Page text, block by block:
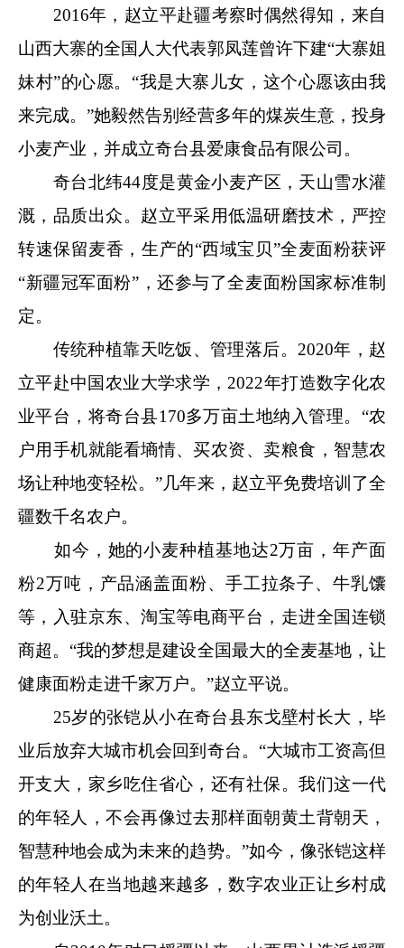
2016年，赵立平赴疆考察时偶然得知，来自
山西大寨的全国人大代表郭凤莲曾许下建“大寨姐
妹村”的心愿。“我是大寨儿女，这个心愿该由我
来完成。”她毅然告别经营多年的煤炭生意，投身
小麦产业，并成立奇台县爱康食品有限公司。
奇台北纬44度是黄金小麦产区，天山雪水灌
溉，品质出众。赵立平采用低温研磨技术，严控
转速保留麦香，生产的“西域宝贝”全麦面粉获评
“新疆冠军面粉”，还参与了全麦面粉国家标准制
定。
传统种植靠天吃饭、管理落后。2020年，赵
立平赴中国农业大学求学，2022年打造数字化农
业平台，将奇台县170多万亩土地纳入管理。“农
户用手机就能看墒情、买农资、卖粮食，智慧农
场让种地变轻松。”几年来，赵立平免费培训了全
疆数千名农户。
如今，她的小麦种植基地达2万亩，年产面
粉2万吨，产品涵盖面粉、手工拉条子、牛乳馕
等，入驻京东、淘宝等电商平台，走进全国连锁
商超。“我的梦想是建设全国最大的全麦基地，让
健康面粉走进千家万户。”赵立平说。
25岁的张铠从小在奇台县东戈壁村长大，毕
业后放弃大城市机会回到奇台。“大城市工资高但
开支大，家乡吃住省心，还有社保。我们这一代
的年轻人，不会再像过去那样面朝黄土背朝天，
智慧种地会成为未来的趋势。”如今，像张铠这样
的年轻人在当地越来越多，数字农业正让乡村成
为创业沃土。